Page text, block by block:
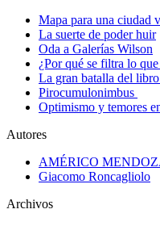
Mapa para una ciudad
La suerte de poder huir
Oda a Galerías Wilson
¿Por qué se filtra lo
La gran batalla del
Pirocumulonimbus
Optimismo y temores
Autores
AMÉRICO
Giacomo Roncagliolo
Archivos